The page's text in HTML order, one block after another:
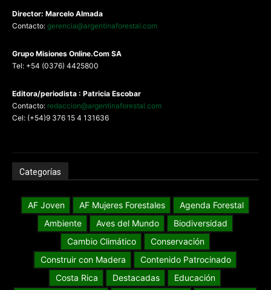
Director: Marcelo Almada
Contacto: gerencia@argentinaforestal.com
Grupo Misiones Online.Com SA
Tel: +54 (0376) 4425800
Editora/periodista : Patricia Escobar
Contacto: redaccion@argentinaforestal.com
Cel: (+54)9 376 15 4 131636
Categorías
AF Joven AF Mujeres Forestales
Agenda Forestal
Ambiente
Aves del Mundo
Biodiversidad
Cambio Climático
Conservación
Construir con Madera
Contenido Patrocinado
Costa Rica
Destacadas
Educación